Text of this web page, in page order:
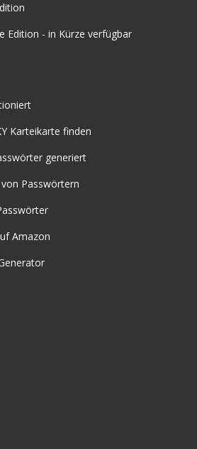
Edition - in Kürze verfügbar
Karteikarte finden
generiert
Passwörtern
Amazon